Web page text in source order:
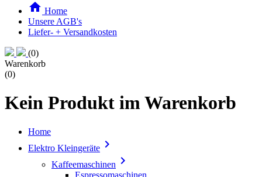
 Home
Unsere AGB's
Liefer- + Versandkosten
(0)
Warenkorb
(0)
Kein Produkt im Warenkorb
Home
Elektro Kleingeräte 
Kaffeemaschinen 
Espressomaschinen